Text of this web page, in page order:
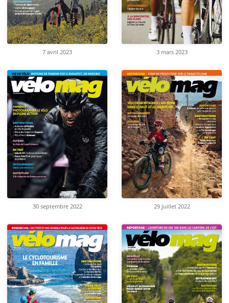
7 avril 2023 3 mars 2023
30 septembre 2022 29 juillet 2022